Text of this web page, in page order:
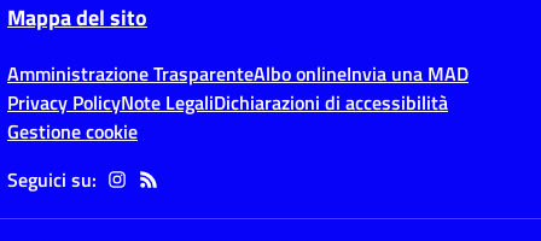
Mappa del sito
Amministrazione TrasparenteAlbo onlineInvia una MAD
Privacy PolicyNote LegaliDichiarazioni di accessibilità
Gestione cookie
Seguici su: